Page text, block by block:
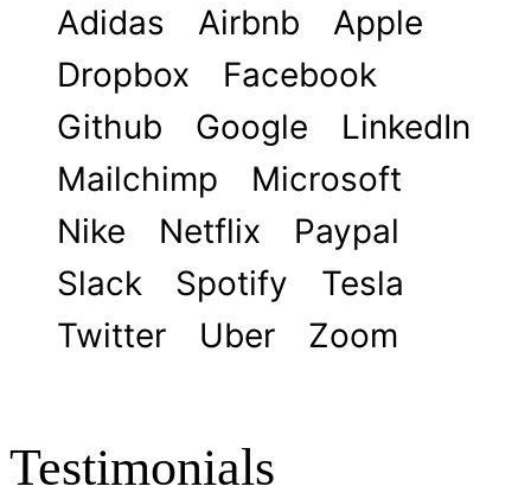
Adidas Airbnb
Apple
Dropbox
Facebook
Github
Google
LinkedIn
Mailchimp
Microsoft
Nike
Netflix
Paypal
Slack
Spotify
Tesla
Twitter
Uber Zoom
Testimonials